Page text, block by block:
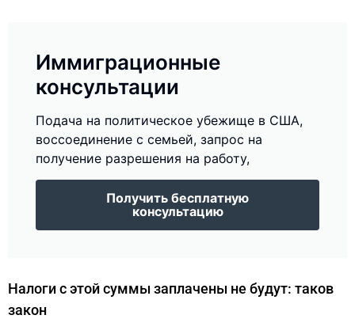
Иммиграционные
консультации
Подача на политическое убежище в США,
воссоединение с семьей, запрос на
получение разрешения на работу,
Получить бесплатную
консультацию
Налоги с этой суммы заплачены не будут: таков
закон